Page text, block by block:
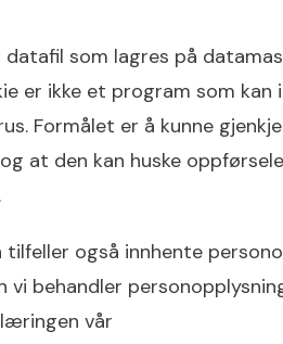
datafil som lagres på
er ikke et program som kan
Formålet er å kunne
at den kan huske
tilfeller også innhente
behandler
vår